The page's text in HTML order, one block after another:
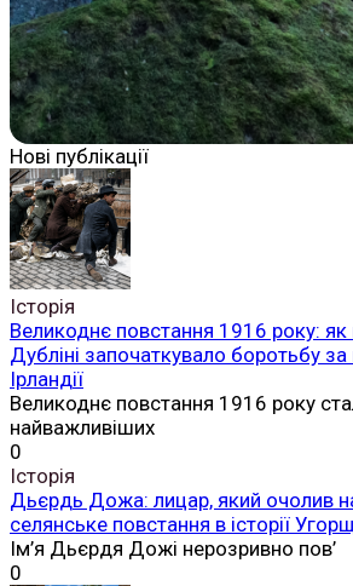
Нові публікації
Історія
Великоднє повстання 1916 року: як
Дубліні започаткувало боротьбу за
Ірландії
Великоднє повстання 1916 року
найважливіших
0
Історія
Дьєрдь Дожа: лицар, який очолив
селянське повстання в історії
Ім’я Дьєрдя Дожі нерозривно пов’
0